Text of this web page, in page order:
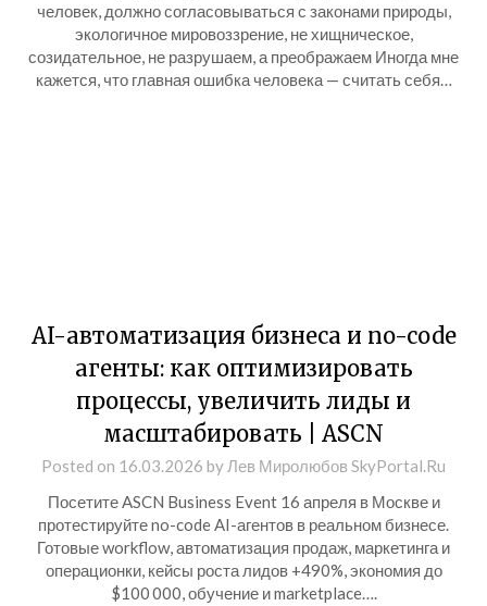
человек, должно согласовываться с законами природы,
экологичное мировоззрение, не хищническое,
созидательное, не разрушаем, а преображаем Иногда мне
кажется, что главная ошибка человека — считать себя…
AI-автоматизация бизнеса и no-code
агенты: как оптимизировать
процессы, увеличить лиды и
масштабировать | ASCN
Posted on 16.03.2026 by Лев Миролюбов SkyPortal.Ru
Посетите ASCN Business Event 16 апреля в Москве и
протестируйте no-code AI-агентов в реальном бизнесе.
Готовые workflow, автоматизация продаж, маркетинга и
операционки, кейсы роста лидов +490%, экономия до
$100 000, обучение и marketplace….